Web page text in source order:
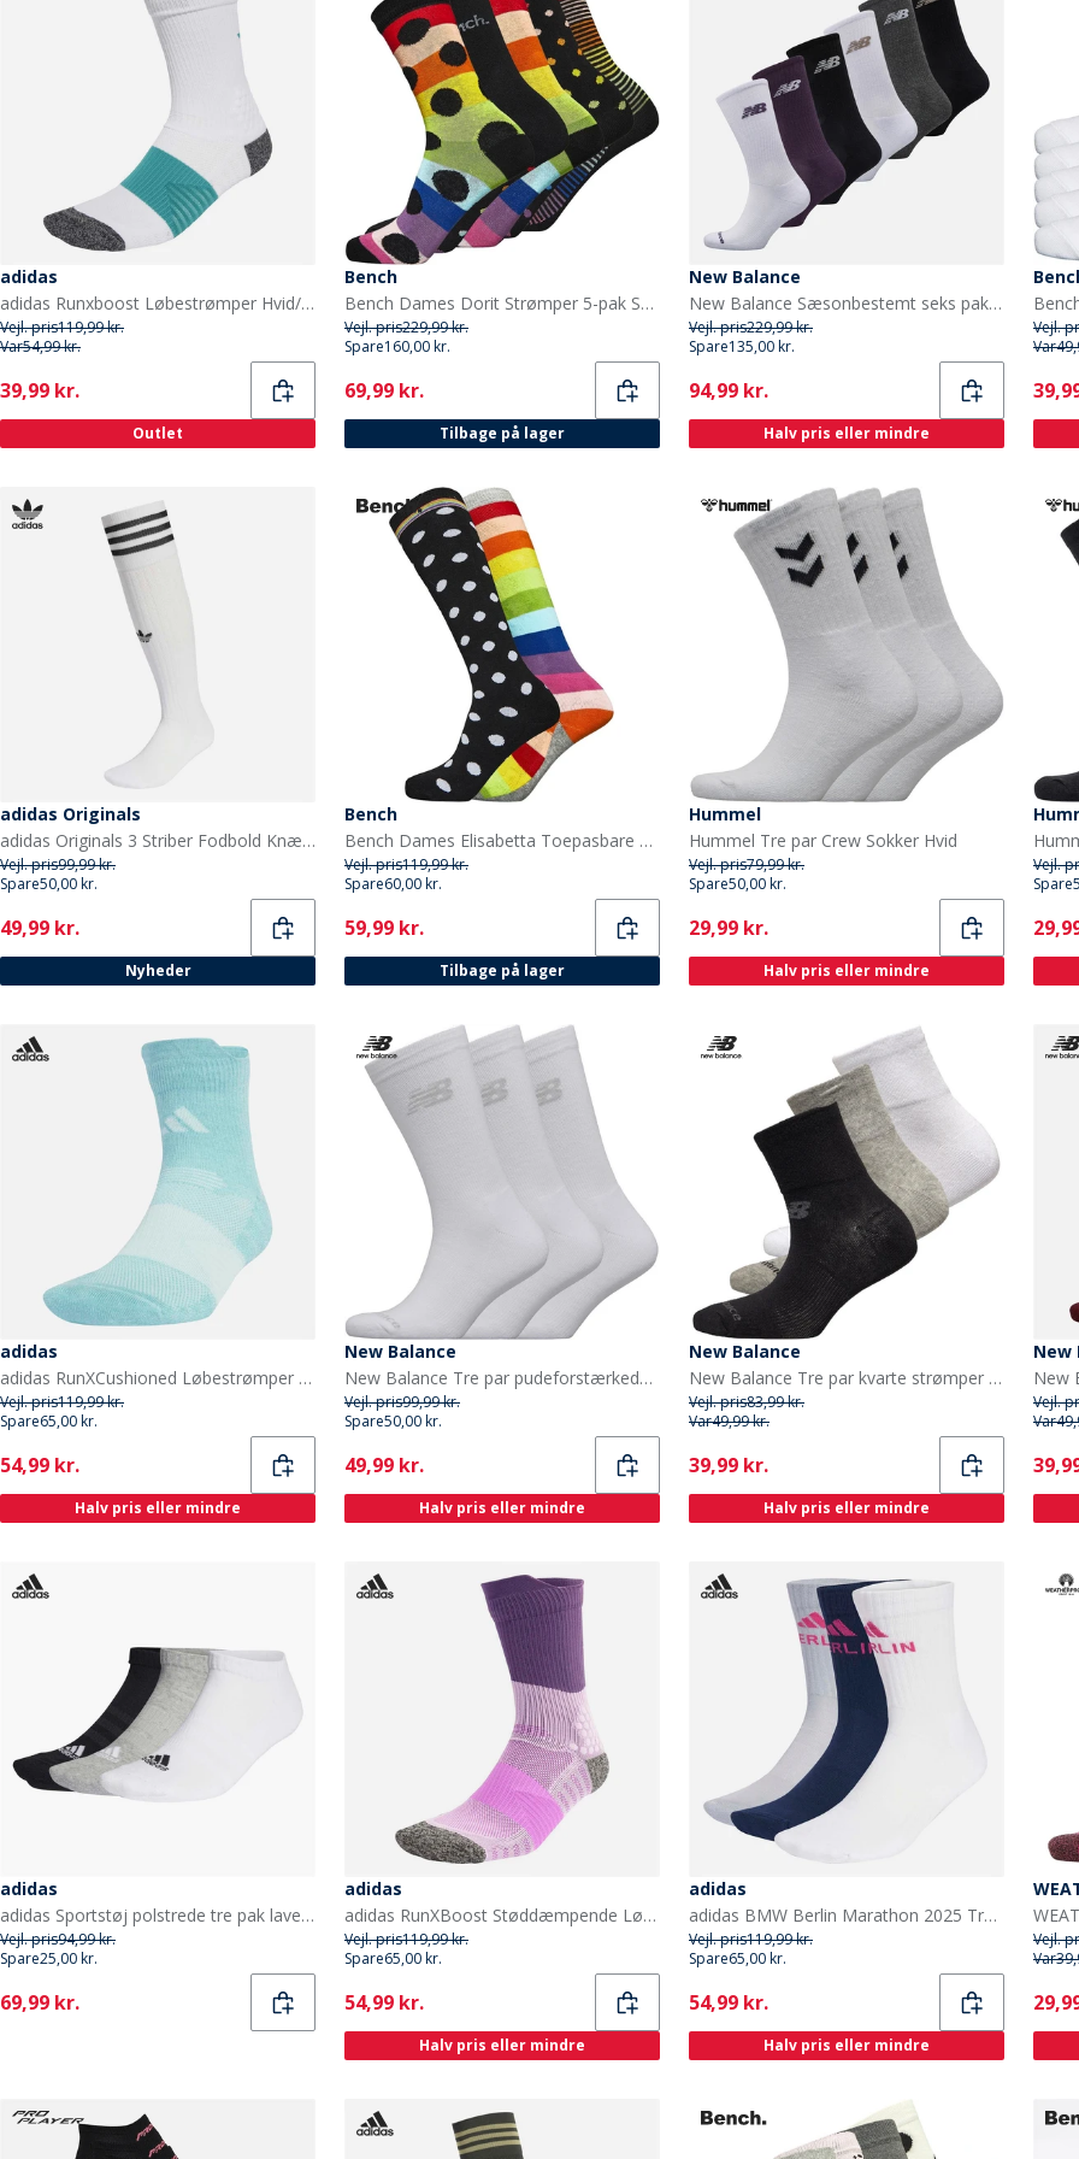
adidas
adidas Runxboost Løbestrømper Hvid/Pure Teal
Vejl. pris119,99 kr.
Var54,99 kr.
Current
39,99 kr.
Outlet
Bench
Bench Dames Dorit Strømper 5-pak Sort/Multi
Vejl. pris229,99 kr.
Spare160,00 kr.
Current
69,99 kr.
Tilbage på lager
New Balance
New Balance Sæsonbestemt seks pak crew sokker Multi
Vejl. pris229,99 kr.
Spare135,00 kr.
Current
94,99 kr.
Halv pris eller mindre
Vejl.
Var
adidas Originals
adidas Originals 3 Striber Fodbold Knæstrømper Hvid/Sort
Vejl. pris99,99 kr.
Spare50,00 kr.
Current
49,99 kr.
Nyheder
Bench
Bench Dames Elisabetta Toepasbare Sokken Zwart/Grijs Melange
Vejl. pris119,99 kr.
Spare60,00 kr.
Current
59,99 kr.
Tilbage på lager
Hummel
Hummel Tre par Crew Sokker Hvid
Vejl. pris79,99 kr.
Spare50,00 kr.
Current
29,99 kr.
Halv pris eller mindre
Vejl.
Spare
adidas
adidas RunXCushioned Løbestrømper Mint Ton/Halo Mint
Vejl. pris119,99 kr.
Spare65,00 kr.
Current
54,99 kr.
Halv pris eller mindre
New Balance
New Balance Tre par pudeforstærkede sokker Hvid
Vejl. pris99,99 kr.
Spare50,00 kr.
Current
49,99 kr.
Halv pris eller mindre
New Balance
New Balance Tre par kvarte strømper Sort/Grå/Hvid
Vejl. pris83,99 kr.
Var49,99 kr.
Current
39,99 kr.
Halv pris eller mindre
New
Vejl.
Var
adidas
adidas Sportstøj polstrede tre pak lave ankelstrømper Grey Heather/Hvid/Sort
Vejl. pris94,99 kr.
Spare25,00 kr.
Current
69,99 kr.
adidas
adidas RunXBoost Støddæmpende Løbestrømper i Crew Snit Powder Plum/Aurora Plum/Purple Burst
Vejl. pris119,99 kr.
Spare65,00 kr.
Current
54,99 kr.
Halv pris eller mindre
adidas
adidas BMW Berlin Marathon 2025 Tre Pak Løbestrømper Hvid/Halo Silver/Collegiate Navy
Vejl. pris119,99 kr.
Spare65,00 kr.
Current
54,99 kr.
Halv pris eller mindre
Vejl.
Var